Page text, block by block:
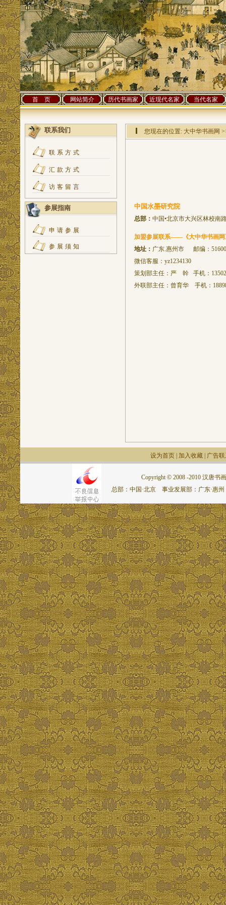
首 页 网站简介 历代书画家 近现代名家 当代名家
联系我们
联系方式
汇款方式
访客留言
参展指南
申请参展
参展须知
您现在的位置: 大中华书画网
中国水墨研究院
总部： 中国•北京市大兴区林校
加盟参展联系——《大中华书画网
地址： 广东.惠州市 邮编：
微信客服：yz1234130
策划部主任：严 幹 手机：
外联部主任：曾育华 手机：
设为首页 加入收藏 广告
Copyright © 2008 -2010 汉唐书
总部：中国·北京 事业发展部：广东·惠